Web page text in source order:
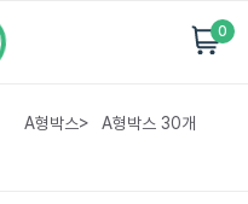
0
A형박스>
A형박스 30개